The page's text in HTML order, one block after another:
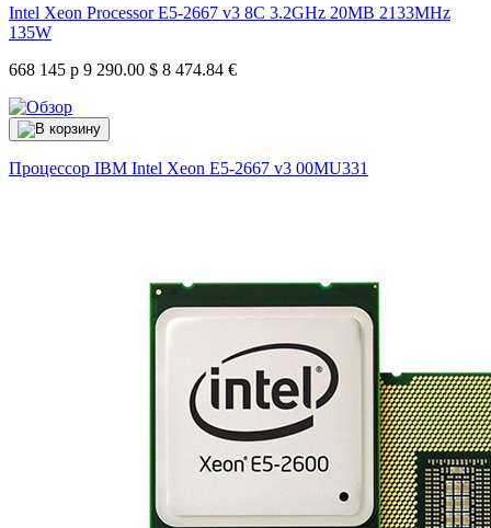
Intel Xeon Processor E5-2667 v3 8C 3.2GHz 20MB 2133MHz
135W
668 145 р 9 290.00 $ 8 474.84 €
Процессор IBM Intel Xeon E5-2667 v3 00MU331